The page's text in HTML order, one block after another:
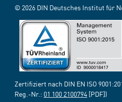
© 2026 DIN Deutsches Institut für
Zertifiziert nach DIN EN ISO
Reg.-Nr.: 01 100 2100794 [PDF])